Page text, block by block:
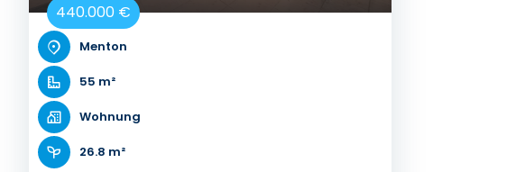
440.000 €
Menton
55 m²
Wohnung
26.8 m²